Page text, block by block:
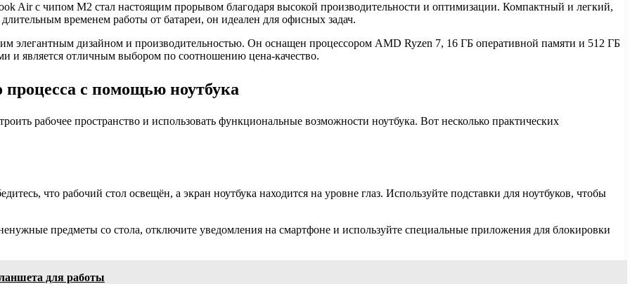
Air с чипом M2 стал настоящим прорывом благодаря высокой производительности и оптимизации. Компактный и легкий,
временем работы от батареи, он идеален для офисных задач.
элегантным дизайном и производительностью. Он оснащен процессором AMD Ryzen 7, 16 ГБ оперативной памяти и 512 ГБ
и является отличным выбором по соотношению цена-качество.
с помощью ноутбука
рабочее пространство и использовать функциональные возможности ноутбука. Вот несколько практических
что рабочий стол освещён, а экран ноутбука находится на уровне глаз. Используйте подставки для ноутбуков, чтобы
предметы со стола, отключите уведомления на смартфоне и используйте специальные приложения для блокировки
для работы